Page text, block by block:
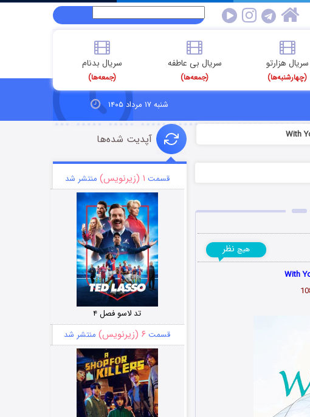
سریال هزارتو
(چهارشنبه‌ها)
سریال بی عاطفه
(جمعه‌ها)
سریال بدنام
(جمعه‌ها)
شنبه ۱۷ مرداد ۱۴۰۵
هیچ نظر
آپدیت شده‌ها
قسمت ۱ (زیرنویس) منتشر شد
تد لاسو فصل ۴
قسمت ۶ (زیرنویس) منتشر شد